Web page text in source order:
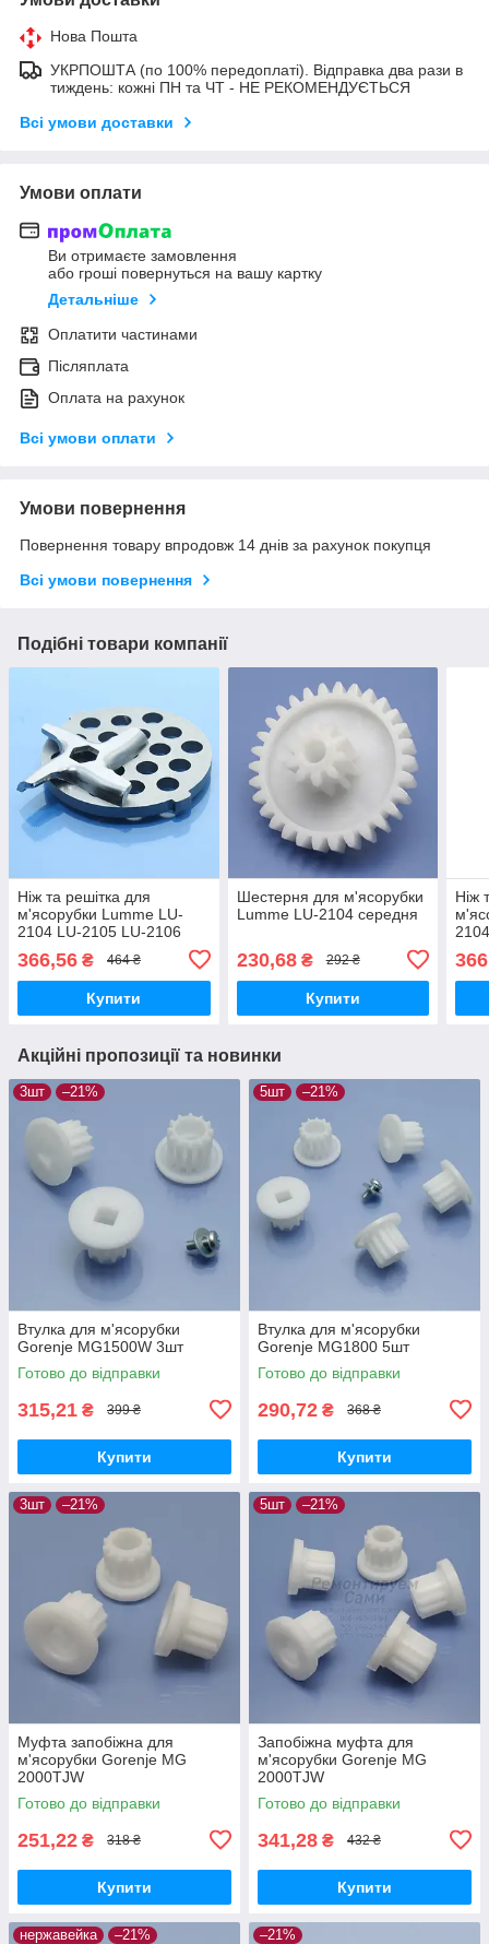
Нова Пошта
УКРПОШТА (по 100% передоплаті). Відправка два рази в
тиждень: кожні ПН та ЧТ - НЕ РЕКОМЕНДУЄТЬСЯ
Всі умови доставки
Умови оплати
Ви отримаєте замовлення
або гроші повернуться на вашу картку
Детальніше
Оплатити частинами
Післяплата
Оплата на рахунок
Всі умови оплати
Умови повернення
Повернення товару впродовж 14 днів за рахунок покупця
Всі умови повернення
Подібні товари компанії
Ніж та решітка для
м'ясорубки Lumme LU-
2104 LU-2105 LU-2106
LU-2107 LU-2108 LU-2109
котлетна груба 7мм
366,56 ₴ 464 ₴
Купити
Шестерня для м'ясорубки
Lumme LU-2104 середня
230,68₴ 292 ₴
Купити
Ніж
Акційні пропозиції та новинки
3шт –21%
Втулка для м'ясорубки
Gorenje MG1500W 3шт
Готово до відправки
315,21 ₴ 399 ₴
Купити
5шт –21%
Втулка для м'ясорубки
Gorenje MG1800 5шт
Готово до відправки
290,72 ₴ 368 ₴
Купити
3шт –21%
Муфта запобіжна для
м'ясорубки Gorenje MG
2000TJW
Готово до відправки
251,22 ₴ 318 ₴
Купити
5шт –21%
Запобіжна муфта для
м'ясорубки Gorenje MG
2000TJW
Готово до відправки
341,28 ₴ 432 ₴
Купити
нержавейка –21% –21%